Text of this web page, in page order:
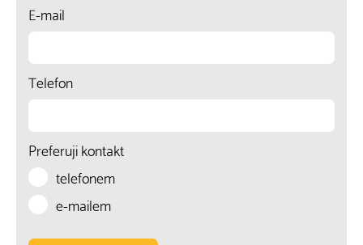
E-mail
Telefon
Preferuji kontakt
telefonem
e-mailem